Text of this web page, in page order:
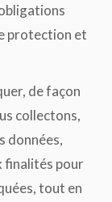
protection et
de façon
collectons,
données,
finalités pour
tout en